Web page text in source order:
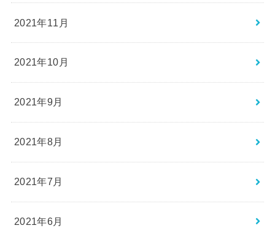
2021年11月
2021年10月
2021年9月
2021年8月
2021年7月
2021年6月